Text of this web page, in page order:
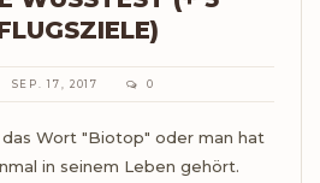
SEP. 17, 2017 0
Wort "Biotop" oder man hat
in seinem Leben gehört.